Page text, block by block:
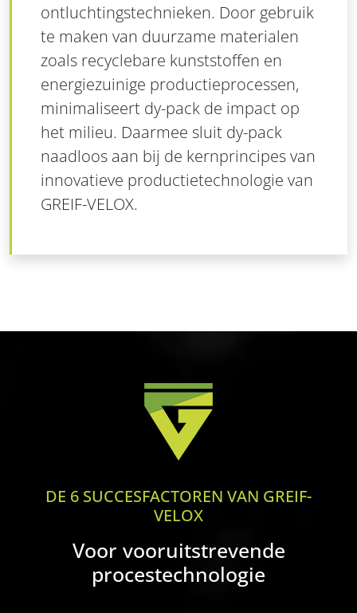
ontluchtingstechnieken. Door gebruik
te maken van duurzame materialen
zoals recyclebare kunststoffen en
energiezuinige productieprocessen,
minimaliseert dy-pack de impact op
het milieu. Daarmee sluit dy-pack
naadloos aan bij de kernprincipes van
innovatieve productietechnologie van
GREIF-VELOX.
DE 6 SUCCESFACTOREN VAN GREIF-
VELOX
Voor vooruitstrevende
procestechnologie